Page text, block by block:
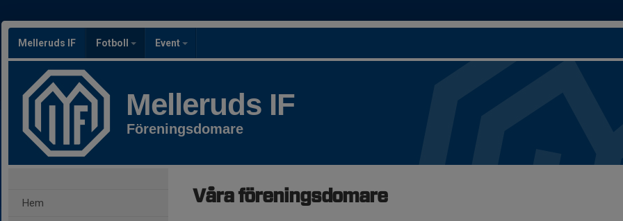
Melleruds IF Fotboll Event
Melleruds IF
Föreningsdomare
Hem Våra föreningsdomare